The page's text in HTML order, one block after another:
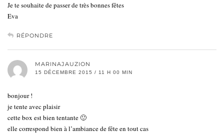
Je te souhaite de passer de très bonnes fêtes
Eva
RÉPONDRE
MARINAJAUZION
15 DÉCEMBRE 2015 / 11 H 00 MIN
bonjour !
je tente avec plaisir
cette box est bien tentante 🙂
elle correspond bien à l’ambiance de fête en tout cas